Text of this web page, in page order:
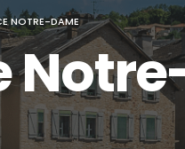
NOTRE-DAME